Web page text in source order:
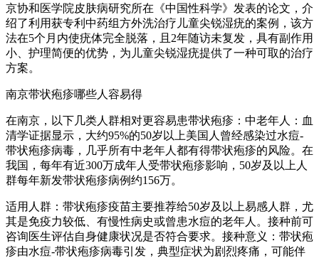
京协和医学院皮肤病研究所在《中国性科学》发表的论文，介
绍了利用获专利中药组方外洗治疗儿童尖锐湿疣的案例，该方
法在5个月内使疣体完全脱落，且2年随访未复发，具有副作用
小、护理简便的优势，为儿童尖锐湿疣提供了一种可取的治疗
方案。
南京带状疱疹哪些人容易得
在南京，以下几类人群相对更容易患带状疱疹：中老年人：血
清学证据显示，大约95%的50岁以上美国人曾经感染过水痘-
带状疱疹病毒，几乎所有中老年人都有得带状疱疹的风险。在
我国，每年有近300万成年人受带状疱疹影响，50岁及以上人
群每年新发带状疱疹病例约156万。
适用人群：带状疱疹疫苗主要推荐给50岁及以上易感人群，尤
其是免疫力较低、有慢性病史或曾患水痘的老年人。接种前可
咨询医生评估自身健康状况是否符合要求。接种意义：带状疱
疹由水痘-带状疱疹病毒引发，典型症状为剧烈疼痛，可能伴